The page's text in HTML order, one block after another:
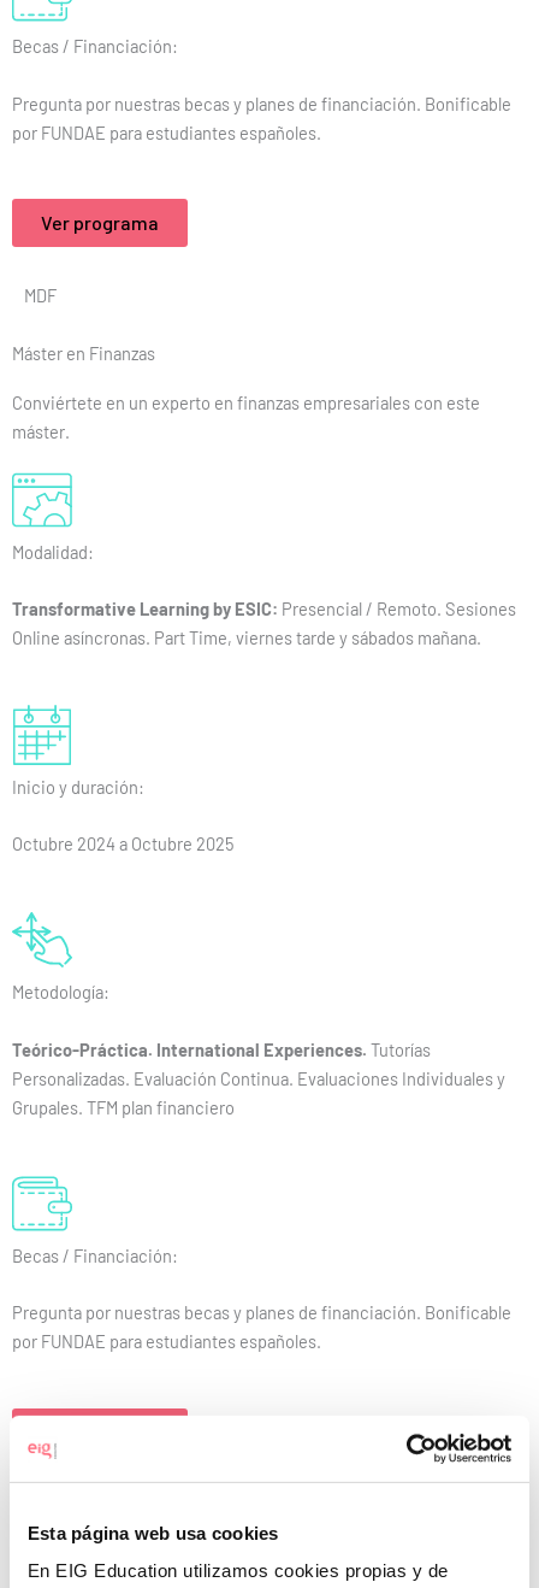
Esta página web usa cookies
En EIG Education utilizamos cookies propias y de
Becas / Financiación:
Pregunta por nuestras becas y planes de financiación. Bonificable
por FUNDAE para estudiantes españoles.
Ver programa
MDF
Máster en Finanzas
Conviértete en un experto en finanzas empresariales con este
máster.
Modalidad:
Transformative Learning by ESIC: Presencial / Remoto. Sesiones
Online asíncronas. Part Time, viernes tarde y sábados mañana.
Inicio y duración:
Octubre 2024 a Octubre 2025
Metodología:
Teórico-Práctica. International Experiences. Tutorías
Personalizadas. Evaluación Continua. Evaluaciones Individuales y
Grupales. TFM plan financiero
Becas / Financiación:
Pregunta por nuestras becas y planes de financiación. Bonificable
por FUNDAE para estudiantes españoles.
Máster Big Data y Business Analytics Granada